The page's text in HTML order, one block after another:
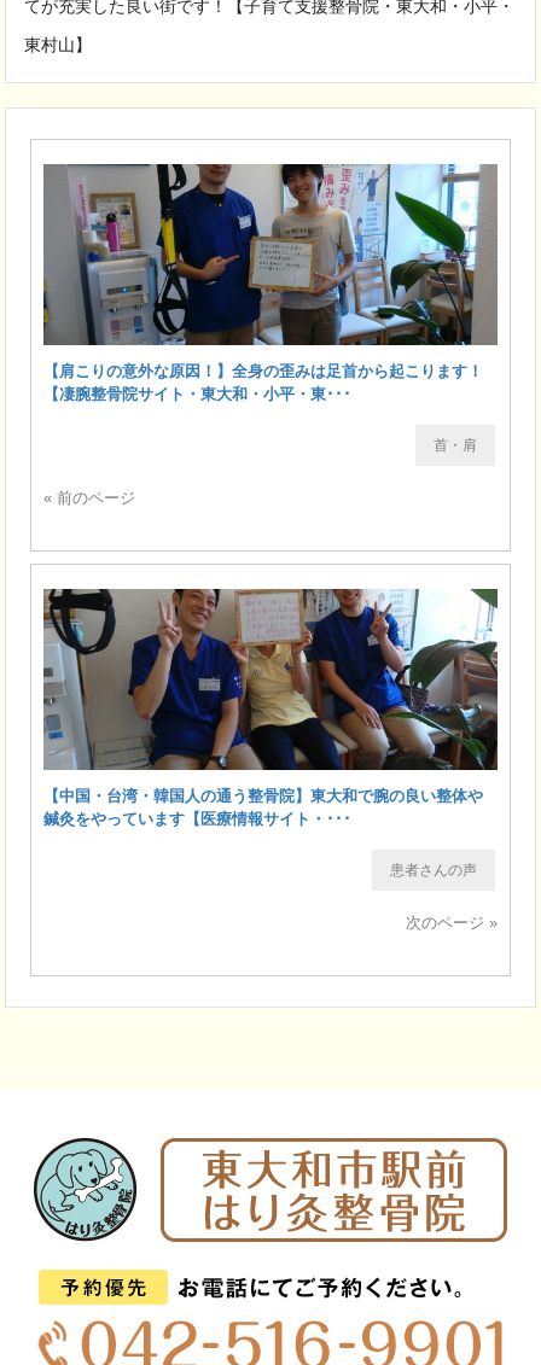
てが充実した良い街です！【子育て支援整骨院・東大和・小平・
東村山】
【肩こりの意外な原因！】全身の歪みは足首から起こります！
【凄腕整骨院サイト・東大和・小平・東･･･
首・肩
« 前のページ
【中国・台湾・韓国人の通う整骨院】東大和で腕の良い整体や
鍼灸をやっています【医療情報サイト・･･･
患者さんの声
次のページ »